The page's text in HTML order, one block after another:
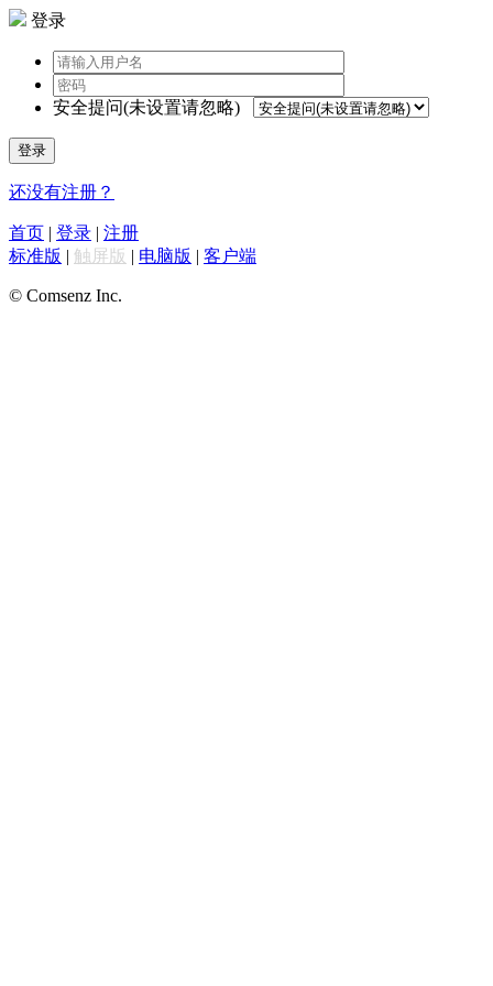
登录
安全提问(未设置请忽略)
登录
还没有注册？
首页 | 登录 | 注册
标准版 | 触屏版 | 电脑版 | 客户端
© Comsenz Inc.